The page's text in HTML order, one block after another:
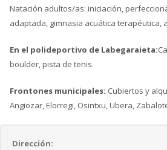
Natación adultos/as: iniciación,
adaptada, gimnasia acuática terapéutica,
En el polideportivo de Labegaraieta:
boulder, pista de tenis.
Frontones municipales: Cubiertos y
Angiozar, Elorregi, Osintxu, Ubera,
Dirección: